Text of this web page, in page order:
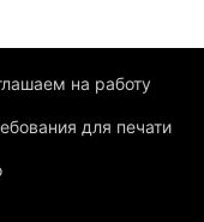
на работу
для печати